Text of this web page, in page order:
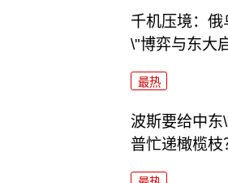
千机压境：
\"博弈与东大
最热
波斯要给中东
普忙递橄榄枝